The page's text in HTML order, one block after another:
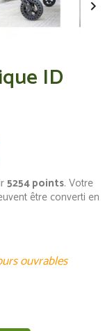

ID
5254points. Votre
être converti en
ouvrables